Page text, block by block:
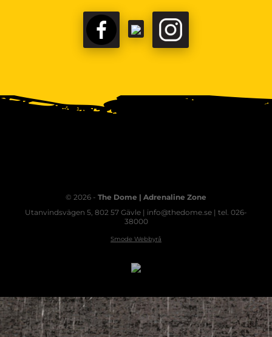
© 2026 - The Dome | Adrenaline Zone
Utanvindsvägen 5, 802 57 Gävle | info@thedome.se | tel. 026-
38000
Smode Webbyrå